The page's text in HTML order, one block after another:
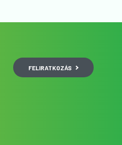
FELIRATKOZÁS